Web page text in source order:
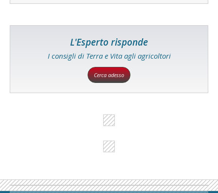
L'Esperto risponde
I consigli di Terra e Vita agli agricoltori
Cerca adesso